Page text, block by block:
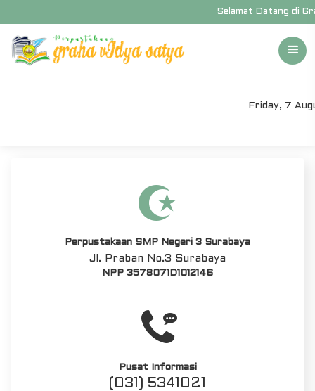
Selamat Datang di
Friday, 7
Perpustakaan SMP Negeri 3 Surabaya
Jl. Praban No.3 Surabaya
NPP 3578071D1012146
Pusat Informasi
(031) 5341021